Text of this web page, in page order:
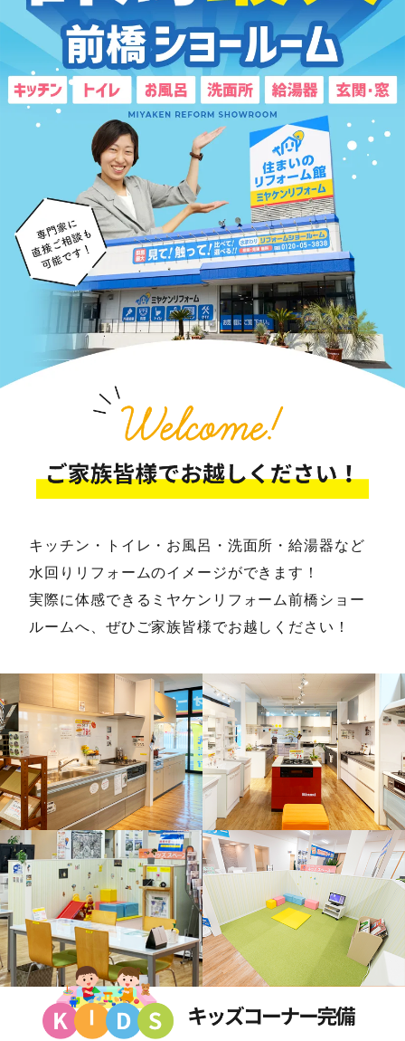
キッチン・トイレ・お風呂・洗面所・給湯器など
水回りリフォームのイメージができます！
実際に体感できるミヤケンリフォーム前橋ショー
ルームへ、ぜひご家族皆様でお越しください！